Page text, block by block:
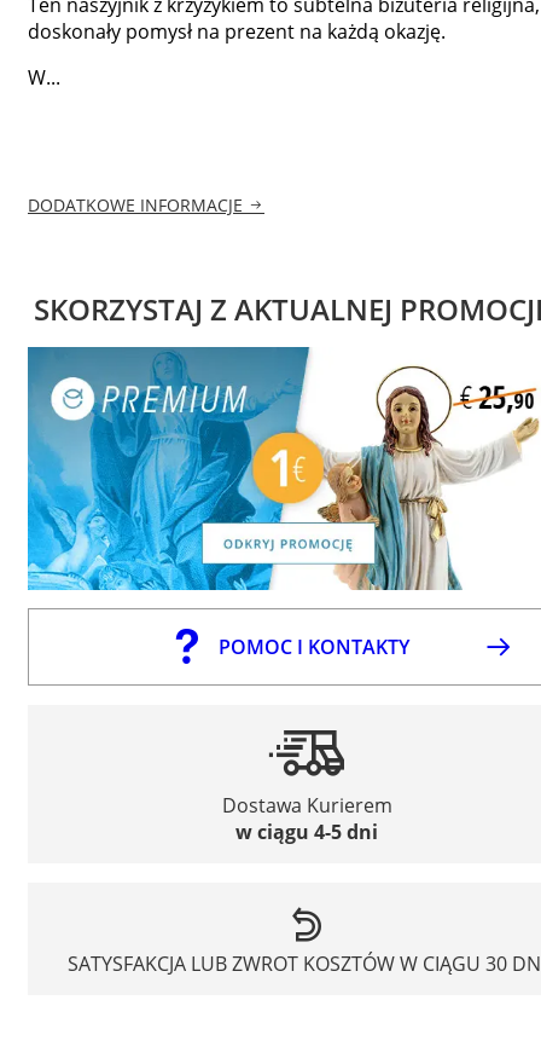
doskonały pomysł na prezent na każdą okazję.
W...
DODATKOWE INFORMACJE
SKORZYSTAJ Z AKTUALNEJ
POMOC I KONTAKTY
Dostawa Kurierem
w ciągu 4-5 dni
SATYSFAKCJA LUB ZWROT KOSZTÓW W CIĄGU 30